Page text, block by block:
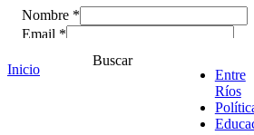
Nombre *
Email *
*
Inicio
Buscar
Entre
Ríos